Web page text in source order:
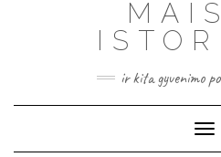
ir kita gyvenimo